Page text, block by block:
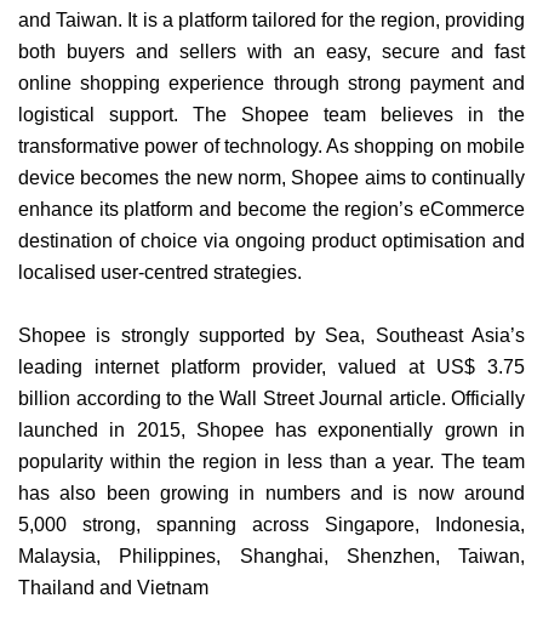
and Taiwan. It is a platform tailored for the region, providing
both buyers and sellers with an easy, secure and fast
online shopping experience through strong payment and
logistical support. The Shopee team believes in the
transformative power of technology. As shopping on mobile
device becomes the new norm, Shopee aims to continually
enhance its platform and become the region’s eCommerce
destination of choice via ongoing product optimisation and
localised user-centred strategies.
Shopee is strongly supported by Sea, Southeast Asia’s
leading internet platform provider, valued at US$ 3.75
billion according to the Wall Street Journal article. Officially
launched in 2015, Shopee has exponentially grown in
popularity within the region in less than a year. The team
has also been growing in numbers and is now around
5,000 strong, spanning across Singapore, Indonesia,
Malaysia, Philippines, Shanghai, Shenzhen, Taiwan,
Thailand and Vietnam